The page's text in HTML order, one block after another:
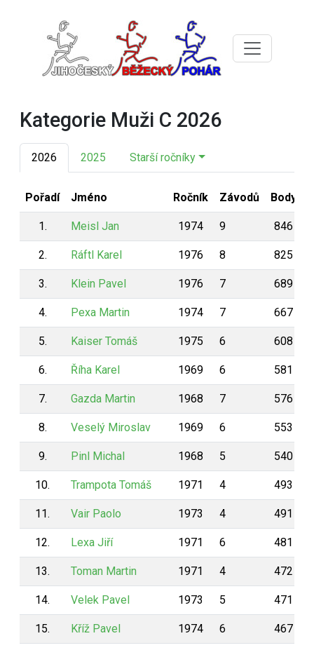
Kategorie Muži C 2026
2026 2025 Starší ročníky
Pořadí Jméno Ročník Závodů Body
1. Meisl Jan 1974 9 846
2. Ráftl Karel 1976 8 825
3. Klein Pavel 1976 7 689
4. Pexa Martin 1974 7 667
5. Kaiser Tomáš 1975 6 608
6. Říha Karel 1969 6 581
7. Gazda Martin 1968 7 576
8. Veselý Miroslav 1969 6 553
9. Pinl Michal 1968 5 540
10. Trampota Tomáš 1971 4 493
11. Vair Paolo 1973 4 491
12. Lexa Jiří 1971 6 481
13. Toman Martin 1971 4 472
14. Velek Pavel 1973 5 471
15. Kříž Pavel 1974 6 467